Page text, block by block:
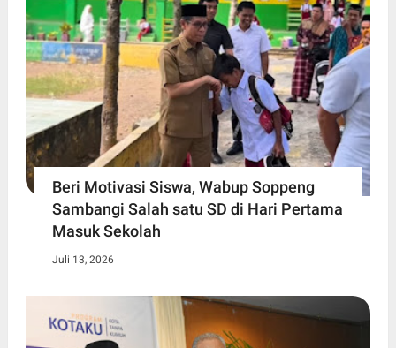
Beri Motivasi Siswa, Wabup Soppeng
Sambangi Salah satu SD di Hari Pertama
Masuk Sekolah
Juli 13, 2026